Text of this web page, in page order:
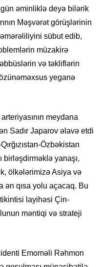
əminliklə deyə bilərik
Məşvərət görüşlərinin
sübut edib,
müzakirə
və təkliflərin
yeganə
meydana
Sadır Japarov əlavə etdi
Özbəkistan
yanaşı,
ölkələrimizə Asiya və
ən qısa yolu açacaq. Bu
layihəsi Çin-
məntiqi və strateji
Emoməli Rəhmon